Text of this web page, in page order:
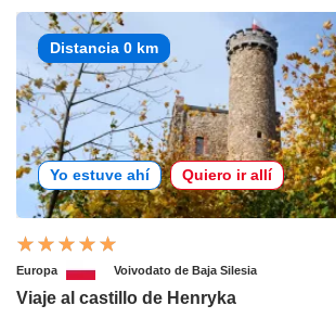
Distancia 0 km
Yo estuve ahí Quiero ir allí
Europa Voivodato de Baja Silesia
Viaje al castillo de Henryka